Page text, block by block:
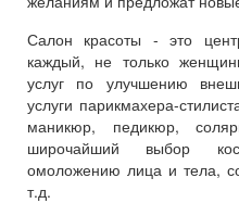
Салон красоты - это
каждый, не только
услуг по улучшению
услуги парикмахера-
маникюр, педикюр,
широчайший выбор
омоложению лица и тела,
т.д.